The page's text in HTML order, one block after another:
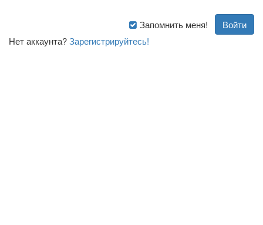
Запомнить меня!
Нет аккаунта?Зарегистрируйтесь!